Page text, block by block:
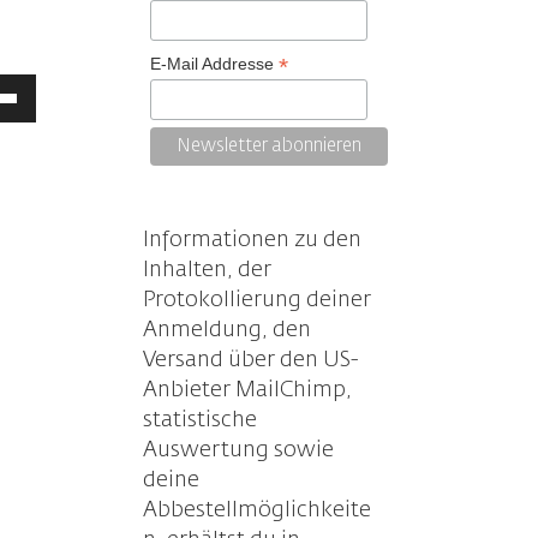
Runter
E-Mail Addresse *
Informationen zu den
Inhalten, der
Protokollierung deiner
Anmeldung, den
Versand über den US-
Anbieter MailChimp,
statistische
Auswertung sowie
deine
Abbestellmöglichkeite